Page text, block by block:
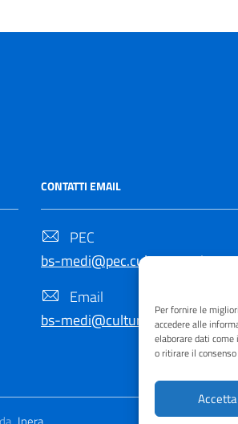
Per fornire le
accedere alle
elaborare dati
o ritirare il
Accetta
CONTATTI EMAIL
PEC
bs-medi@pec.cultura.gov.it
Email
bs-medi@cultura.gov.it